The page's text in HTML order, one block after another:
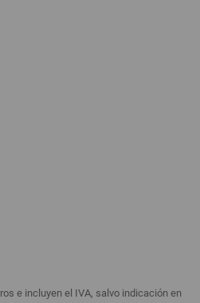
e incluyen el IVA, salvo indicación en